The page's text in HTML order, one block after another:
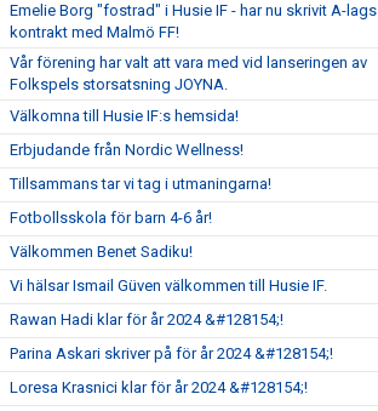
Emelie Borg "fostrad" i Husie IF - har nu skrivit A-lags
kontrakt med Malmö FF!
Vår förening har valt att vara med vid lanseringen av
Folkspels storsatsning JOYNA.
Välkomna till Husie IF:s hemsida!
Erbjudande från Nordic Wellness!
Tillsammans tar vi tag i utmaningarna!
Fotbollsskola för barn 4-6 år!
Välkommen Benet Sadiku!
Vi hälsar Ismail Güven välkommen till Husie IF.
Rawan Hadi klar för år 2024 &#128154;!
Parina Askari skriver på för år 2024 &#128154;!
Loresa Krasnici klar för år 2024 &#128154;!